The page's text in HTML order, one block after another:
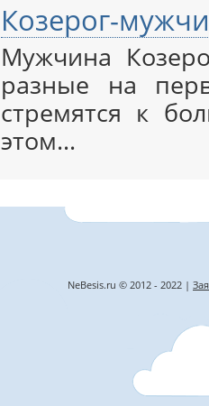
Козерог-
Мужчина
разные на
стремятся к
этом…
NeBesis.ru © 2012 - 2022 |